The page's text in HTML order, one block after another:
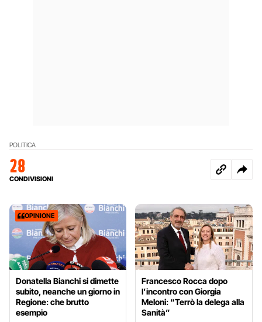
POLITICA
28
CONDIVISIONI
OPINIONE
Donatella Bianchi si dimette
subito, neanche un giorno in
Regione: che brutto
esempio
Francesco Rocca dopo
l’incontro con Giorgia
Meloni: “Terrò la delega alla
Sanità”